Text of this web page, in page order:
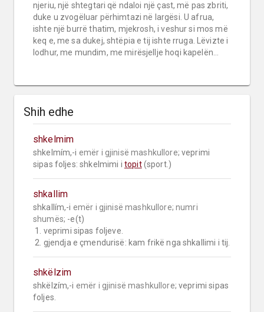
njeriu, një shtegtari që ndaloi një çast, më pas zbriti,
duke u zvogëluar përhimtazi në largësi. U afrua,
ishte një burrë thatim, mjekrosh, i veshur si mos më
keq e, me sa dukej, shtëpia e tij ishte rruga. Lëvizte i
lodhur, me mundim, me mirësjellje hoqi kapelën...
Shih edhe
shkelmim
shkelmím,-i emër i gjinisë mashkullore; veprimi
sipas foljes: shkelmimi i topit (sport.)
shkallim
shkallím,-i emër i gjinisë mashkullore; numri
shumës; -e(t)
2. gjendja e çmendurisë: kam frikë nga shkallimi i tij.
shkëlzim
shkëlzím,-i emër i gjinisë mashkullore; veprimi sipas
foljes.